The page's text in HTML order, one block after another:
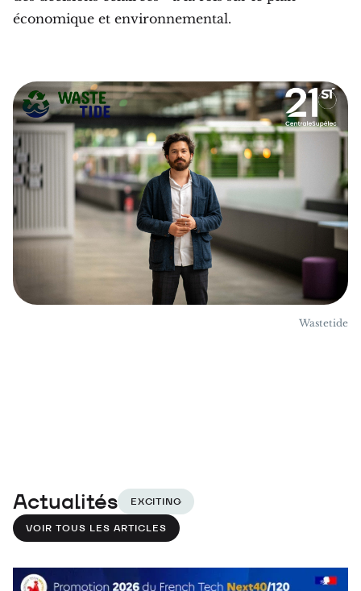
économique et environnemental.
Wastetide
Actualités EXCITING
VOIR TOUS LES ARTICLES